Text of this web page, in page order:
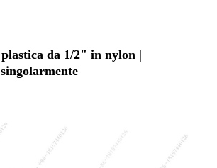
da 1/2" in nylon |